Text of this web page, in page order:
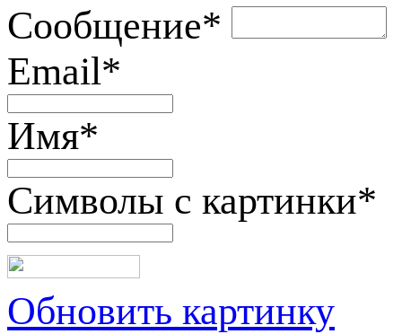
Сообщение*
Email*
Имя*
Символы с картинки*
Обновить картинку